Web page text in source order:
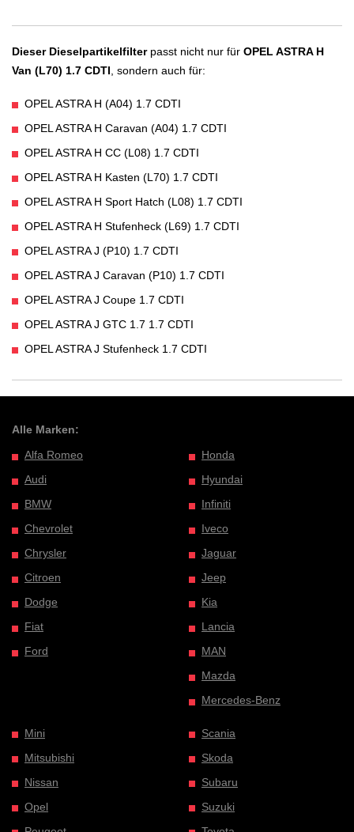
Dieser Dieselpartikelfilterpasst nicht nur für OPEL ASTRA H
Van (L70) 1.7 CDTI , sondern auch für:
OPEL ASTRA H (A04) 1.7 CDTI
OPEL ASTRA H Caravan (A04) 1.7 CDTI
OPEL ASTRA H CC (L08) 1.7 CDTI
OPEL ASTRA H Kasten (L70) 1.7 CDTI
OPEL ASTRA H Sport Hatch (L08) 1.7 CDTI
OPEL ASTRA H Stufenheck (L69) 1.7 CDTI
OPEL ASTRA J (P10) 1.7 CDTI
OPEL ASTRA J Caravan (P10) 1.7 CDTI
OPEL ASTRA J Coupe 1.7 CDTI
OPEL ASTRA J GTC 1.7 1.7 CDTI
OPEL ASTRA J Stufenheck 1.7 CDTI
Alle Marken:
Alfa Romeo
Audi
BMW
Chevrolet
Chrysler
Citroen
Dodge
Fiat
Ford
Honda
Hyundai
Infiniti
Iveco
Jaguar
Jeep
Kia
Lancia
MAN
Mazda
Mercedes-Benz
Mini
Mitsubishi
Nissan
Opel
Scania
Skoda
Subaru
Suzuki